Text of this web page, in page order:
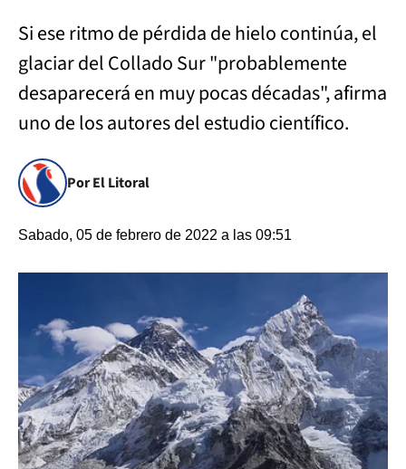
Si ese ritmo de pérdida de hielo continúa, el
glaciar del Collado Sur "probablemente
desaparecerá en muy pocas décadas", afirma
uno de los autores del estudio científico.
Por El Litoral
Sabado, 05 de febrero de 2022 a las 09:51